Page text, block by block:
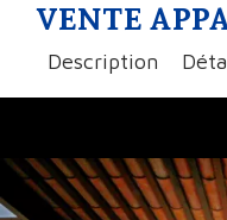
VENTE
Description